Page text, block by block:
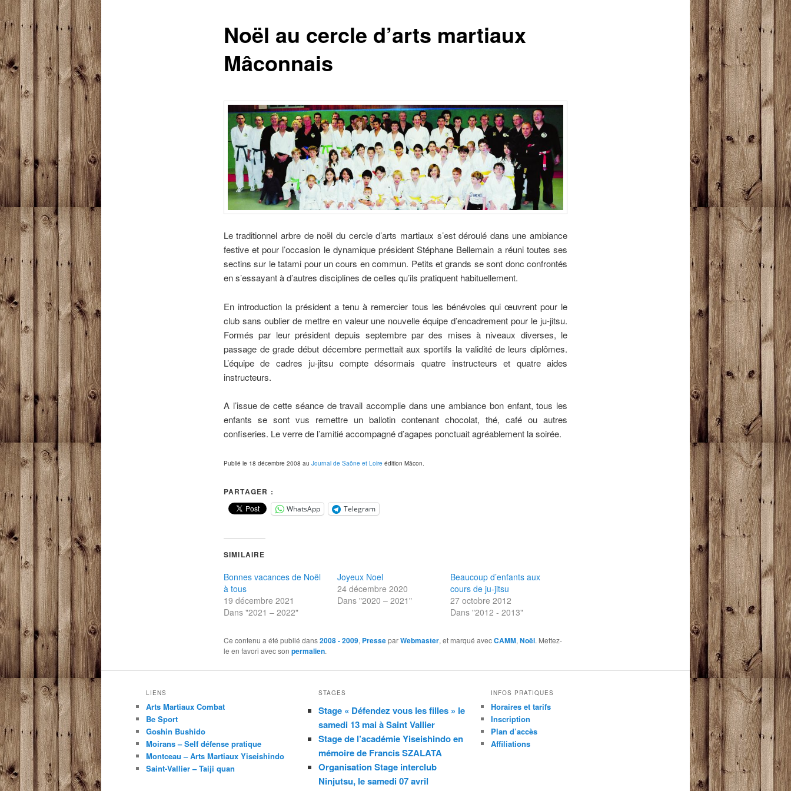
Noël au cercle d’arts martiaux
Mâconnais
Le traditionnel arbre de noël du cercle d’arts martiaux s’est déroulé dans une ambiance
festive et pour l’occasion le dynamique président Stéphane Bellemain a réuni toutes ses
sectins sur le tatami pour un cours en commun. Petits et grands se sont donc confrontés
en s’essayant à d’autres disciplines de celles qu’ils pratiquent habituellement.
En introduction la président a tenu à remercier tous les bénévoles qui œuvrent pour le
club sans oublier de mettre en valeur une nouvelle équipe d’encadrement pour le ju-jitsu.
Formés par leur président depuis septembre par des mises à niveaux diverses, le
passage de grade début décembre permettait aux sportifs la validité de leurs diplômes.
L’équipe de cadres ju-jitsu compte désormais quatre instructeurs et quatre aides
instructeurs.
A l’issue de cette séance de travail accomplie dans une ambiance bon enfant, tous les
enfants se sont vus remettre un ballotin contenant chocolat, thé, café ou autres
confiseries. Le verre de l’amitié accompagné d’agapes ponctuait agréablement la soirée.
Publié le 18 décembre 2008 au Journal de Saône et Loire édition Mâcon.
PARTAGER :
WhatsApp Telegram
SIMILAIRE
Bonnes vacances de Noël
à tous
19 décembre 2021
Dans "2021 – 2022"
Joyeux Noel
24 décembre 2020
Dans "2020 – 2021"
Beaucoup d’enfants aux
cours de ju-jitsu
27 octobre 2012
Dans "2012 - 2013"
Ce contenu a été publié dans2008 - 2009, PresseparWebmaster, et marqué avecCAMM, Noël. Mettez-
le en favori avec son permalien.
LIENS
Arts Martiaux Combat
Be Sport
Goshin Bushido
Moirans – Self défense pratique
Montceau – Arts Martiaux Yiseishindo
Saint-Vallier – Taiji quan
STAGES
Stage « Défendez vous les filles » le
samedi 13 mai à Saint Vallier
Stage de l’académie Yiseishindo en
mémoire de Francis SZALATA
Organisation Stage interclub
Ninjutsu, le samedi 07 avril
INFOS PRATIQUES
Horaires et tarifs
Inscription
Plan d’accès
Affiliations